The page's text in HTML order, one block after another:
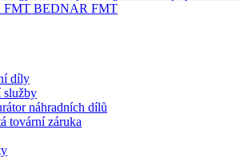
BEDNAR FMT
díly
služby
náhradních dílů
tovární záruka